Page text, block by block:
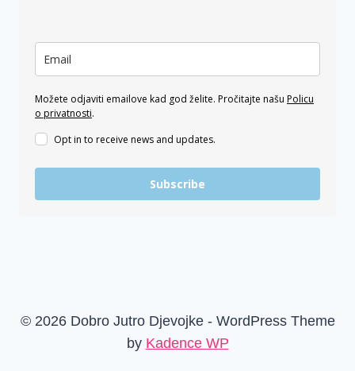
Možete odjaviti emailove kad god želite. Pročitajte našu Policu
o privatnosti.
Opt in to receive news and updates.
Subscribe
© 2026 Dobro Jutro Djevojke - WordPress Theme
by Kadence WP